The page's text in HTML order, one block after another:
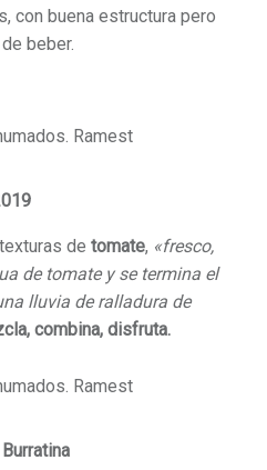
con buena estructura pero
beber.
de tomate, «fresco,
de tomate y se termina el
lluvia de ralladura de
combina, disfruta.